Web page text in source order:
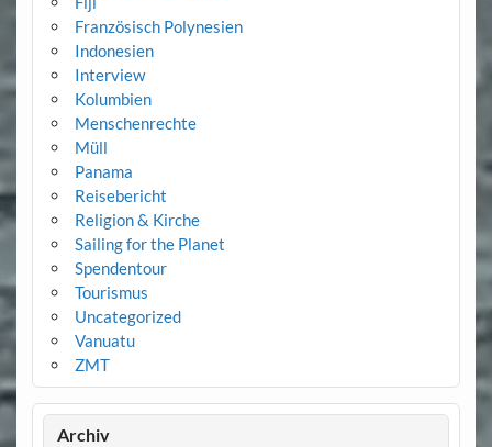
Französisch Polynesien
Indonesien
Interview
Kolumbien
Menschenrechte
Müll
Panama
Reisebericht
Religion & Kirche
Sailing for the Planet
Spendentour
Tourismus
Uncategorized
Vanuatu
ZMT
Archiv